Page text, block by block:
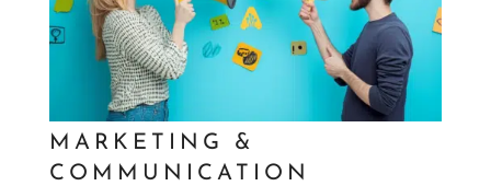
MARKETING &
COMMUNICATION